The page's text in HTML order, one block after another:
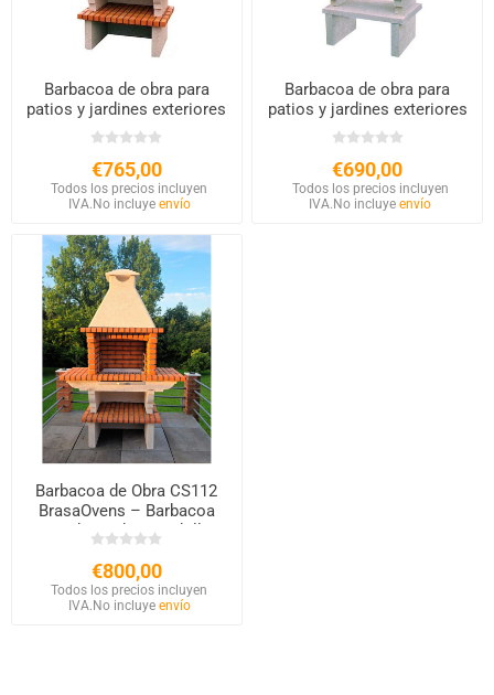
Barbacoa de obra para
patios y jardines exteriores
€765,00
Todos los precios incluyen
IVA. No incluye envío
Barbacoa de obra para
patios y jardines exteriores
109
€690,00
Todos los precios incluyen
IVA. No incluyeenvío
Barbacoa de Obra CS112
BrasaOvens – Barbacoa
Fija de Piedra y Ladrillo
60x40 cm
€800,00
Todos los precios incluyen
IVA.No incluye envío